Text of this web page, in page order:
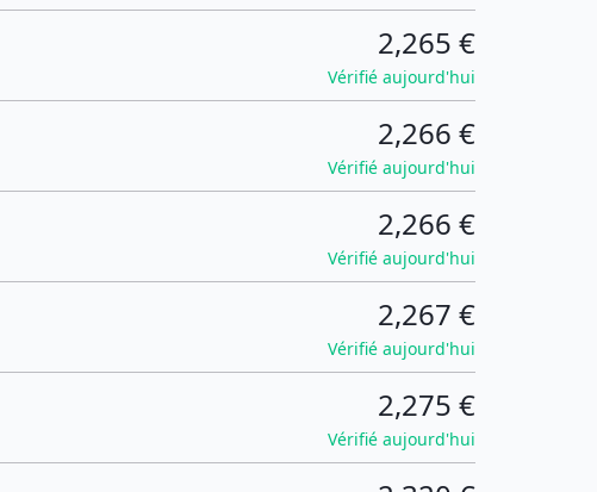
2,265 €
Vérifié aujourd'hui
2,266 €
Vérifié aujourd'hui
2,266 €
Vérifié aujourd'hui
2,267 €
Vérifié aujourd'hui
2,275 €
Vérifié aujourd'hui